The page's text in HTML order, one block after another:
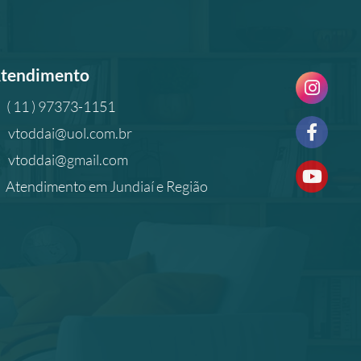
( 11 ) 97373-1151
vtoddai@uol.com.br
vtoddai@gmail.com
Atendimento em Jundiaí e Região